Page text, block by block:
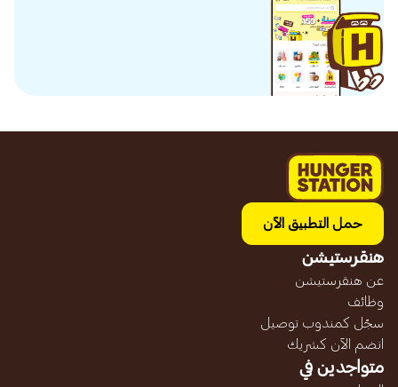
حمل التطبيق الآن
هنقرستيشن
عن هنقرستيشن
وظائف
سجّل كمندوب توصيل
انضم الآن كشريك
متواجدين في